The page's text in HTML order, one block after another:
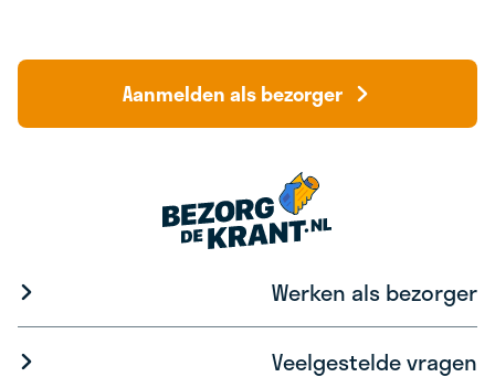
Aanmelden als bezorger
Werken als bezorger
Veelgestelde vragen